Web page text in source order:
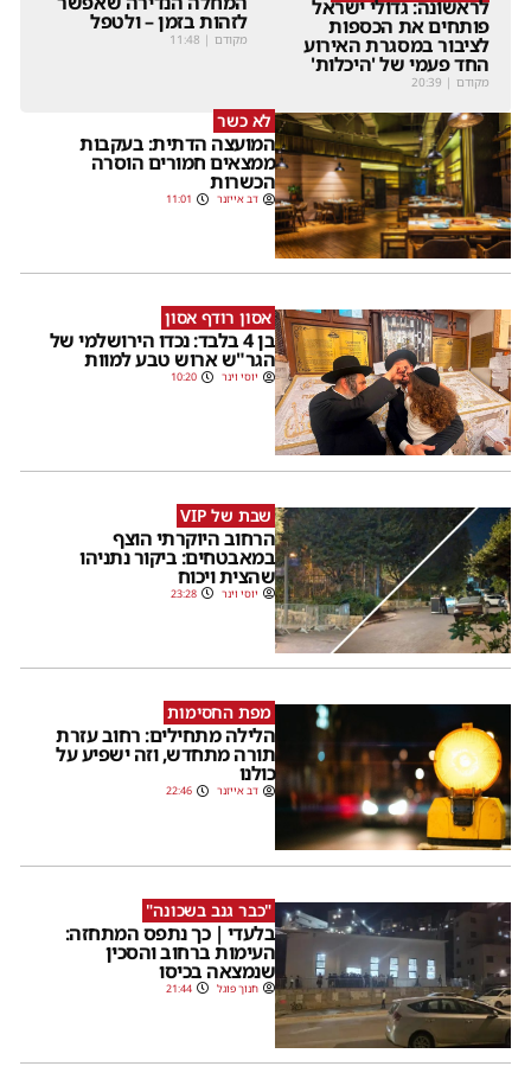
לראשונה: גדולי ישראל
פותחים את הכספות
לציבור במסגרת האירוע
החד פעמי של 'היכלות'
מקודם |
20:39
לזהות בזמן – ולטפל
מקודם |
11:48
לא כשר
המועצה הדתית: בעקבות
ממצאים חמורים הוסרה
הכשרות
דב אייזנר 11:01
אסון רודף אסון
בן 4 בלבד: נכדו הירושלמי של
הגר"ש ארוש טבע למוות
יוסי וינר 10:20
שבת של VIP
הרחוב היוקרתי הוצף
במאבטחים: ביקור נתניהו
שהצית ויכוח
יוסי וינר 23:28
מפת החסימות
הלילה מתחילים: רחוב עזרת
תורה מתחדש, וזה ישפיע על
כולנו
דב אייזנר 22:46
"כבר גנב בשכונה"
בלעדי | כך נתפס המתחזה:
העימות ברחוב והסכין
שנמצאה בכיסו
חנוך פוגל 21:44